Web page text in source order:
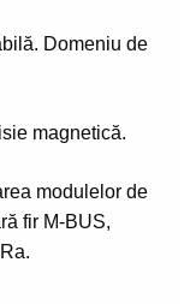
Domeniu de
magnetică.
modulelor de
fir M-BUS,